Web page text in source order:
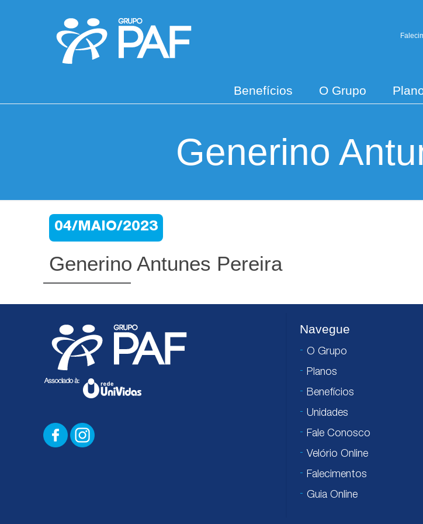
Benefícios O Grupo
Generino
04/MAIO/2023
Generino Antunes Pereira
Navegue
O Grupo
Planos
Benefícios
Unidades
Fale Conosco
Velório Online
Falecimentos
Guia Online